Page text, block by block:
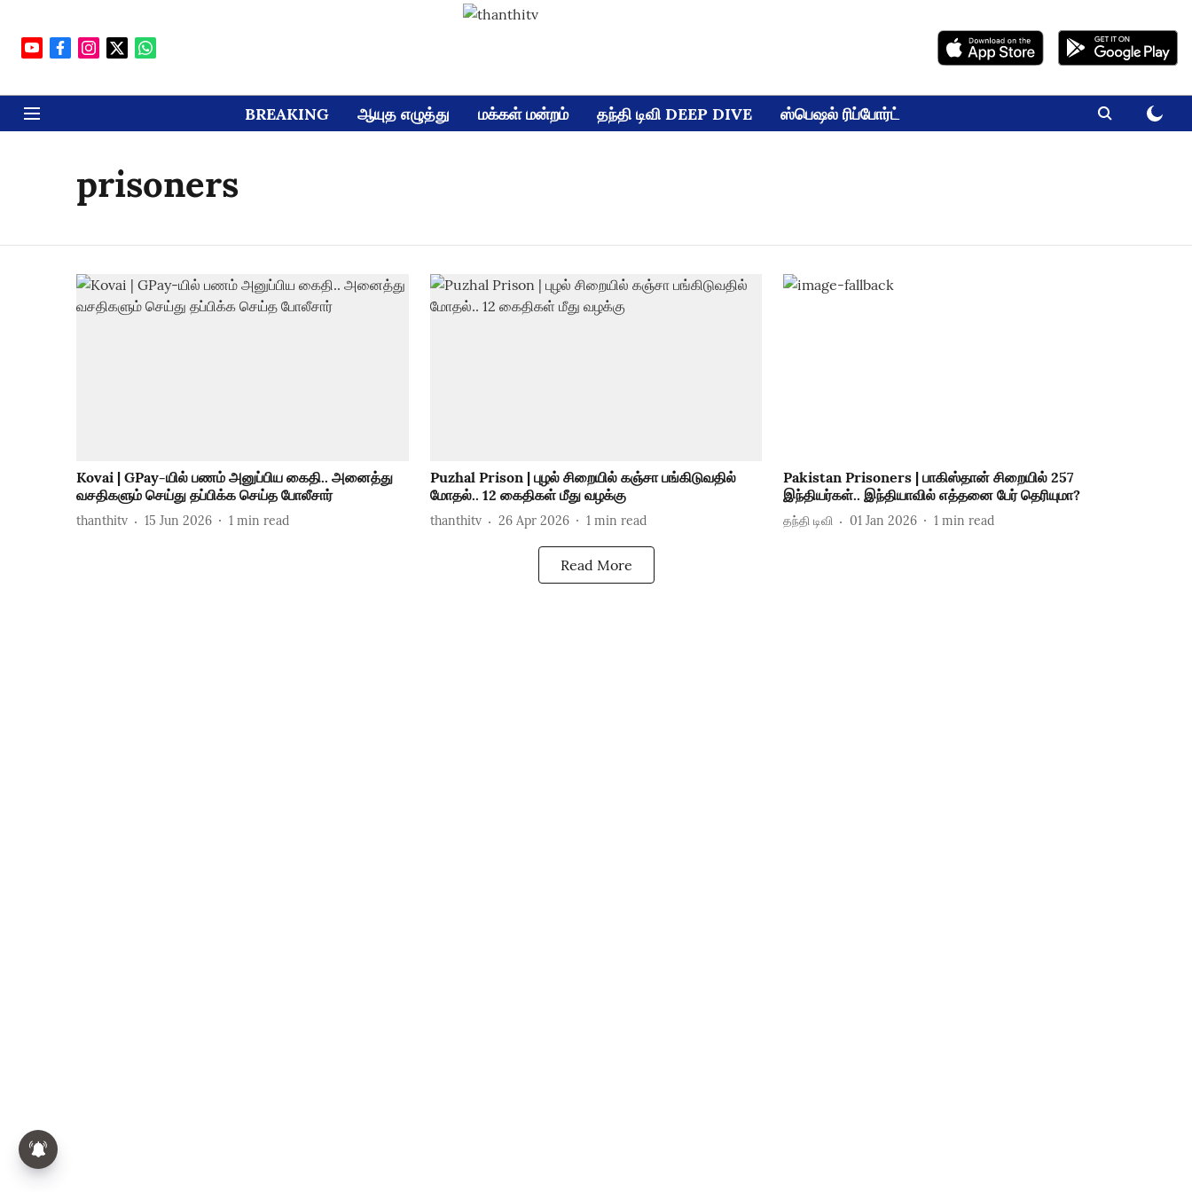
BREAKING ஆயுத எழுத்து மக்கள் மன்றம் தந்தி டிவி DEEP DIVE ஸ்பெஷல் ரிப்போர்ட்
prisoners
Kovai | GPay-யில் பணம் அனுப்பிய கைதி.. அனைத்து
வசதிகளும் செய்து தப்பிக்க செய்த போலீசார்
thanthitv 15 Jun 2026 1 min read
Puzhal Prison | புழல் சிறையில் கஞ்சா பங்கிடுவதில்
மோதல்.. 12 கைதிகள் மீது வழக்கு
thanthitv 26 Apr 2026 1 min read
Pakistan Prisoners | பாகிஸ்தான் சிறையில் 257
இந்தியர்கள்.. இந்தியாவில் எத்தனை பேர் தெரியுமா?
தந்தி டிவி 01 Jan 2026 1 min read
Read More